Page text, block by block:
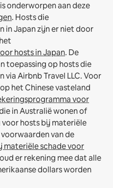
onderworpen aan deze
. Hosts die
in Japan zijn er niet door
hosts in Japan. De
toepassing op hosts die
Airbnb Travel LLC.Voor
het Chinese vasteland
voor
in Australië wonen of
voor hosts bij materiële
van de
materiële schade voor
er rekening mee dat alle
dollars worden